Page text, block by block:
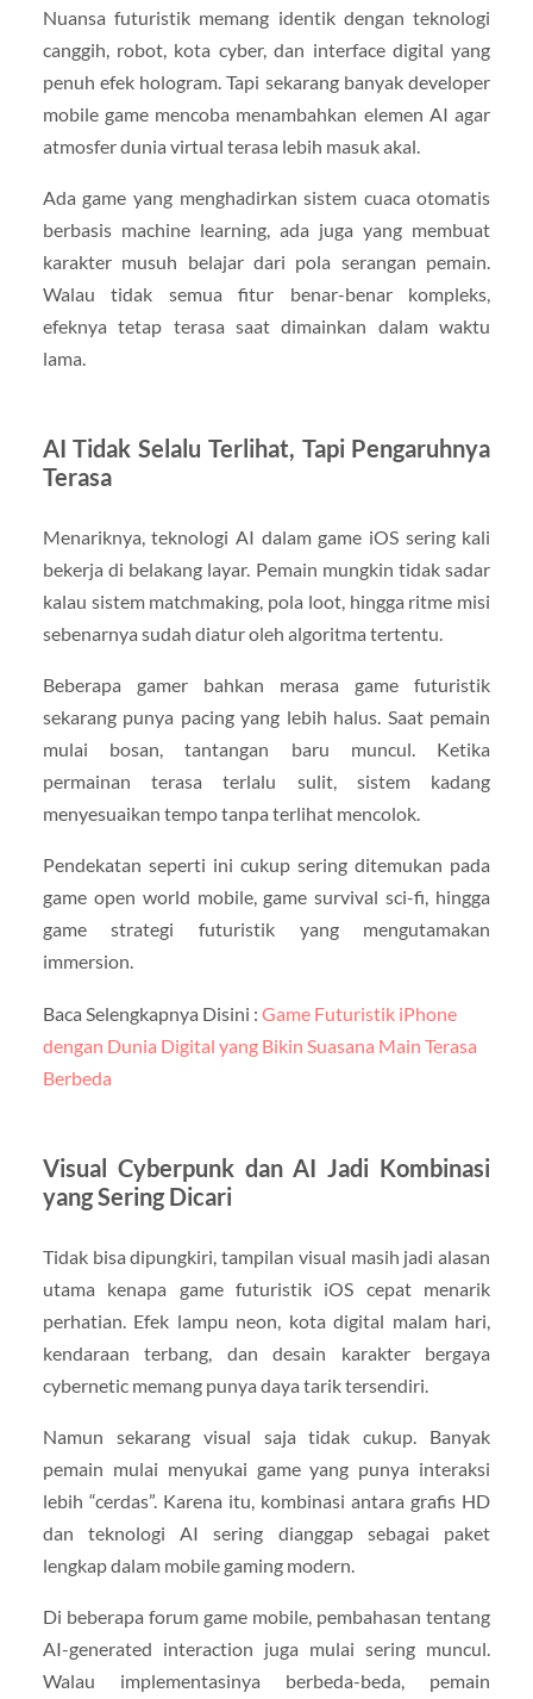
Nuansa futuristik memang identik dengan teknologi
canggih, robot, kota cyber, dan interface digital yang
penuh efek hologram. Tapi sekarang banyak developer
mobile game mencoba menambahkan elemen AI agar
atmosfer dunia virtual terasa lebih masuk akal.
Ada game yang menghadirkan sistem cuaca otomatis
berbasis machine learning, ada juga yang membuat
karakter musuh belajar dari pola serangan pemain.
Walau tidak semua fitur benar-benar kompleks,
efeknya tetap terasa saat dimainkan dalam waktu
lama.
AI Tidak Selalu Terlihat, Tapi Pengaruhnya
Terasa
Menariknya, teknologi AI dalam game iOS sering kali
bekerja di belakang layar. Pemain mungkin tidak sadar
kalau sistem matchmaking, pola loot, hingga ritme misi
sebenarnya sudah diatur oleh algoritma tertentu.
Beberapa gamer bahkan merasa game futuristik
sekarang punya pacing yang lebih halus. Saat pemain
mulai bosan, tantangan baru muncul. Ketika
permainan terasa terlalu sulit, sistem kadang
menyesuaikan tempo tanpa terlihat mencolok.
Pendekatan seperti ini cukup sering ditemukan pada
game open world mobile, game survival sci-fi, hingga
game strategi futuristik yang mengutamakan
immersion.
Baca Selengkapnya Disini : Game Futuristik iPhone
dengan Dunia Digital yang Bikin Suasana Main Terasa
Berbeda
Visual Cyberpunk dan AI Jadi Kombinasi
yang Sering Dicari
Tidak bisa dipungkiri, tampilan visual masih jadi alasan
utama kenapa game futuristik iOS cepat menarik
perhatian. Efek lampu neon, kota digital malam hari,
kendaraan terbang, dan desain karakter bergaya
cybernetic memang punya daya tarik tersendiri.
Namun sekarang visual saja tidak cukup. Banyak
pemain mulai menyukai game yang punya interaksi
lebih “cerdas”. Karena itu, kombinasi antara grafis HD
dan teknologi AI sering dianggap sebagai paket
lengkap dalam mobile gaming modern.
Di beberapa forum game mobile, pembahasan tentang
AI-generated interaction juga mulai sering muncul.
Walau implementasinya berbeda-beda, pemain